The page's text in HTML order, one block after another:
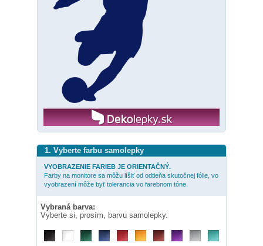
1. Vyberte farbu samolepky
VYOBRAZENIE FARIEB JE ORIENTAČNÝ.
Farby na monitore sa môžu líšiť od odtieňa skutočnej fólie, vo
vyobrazení môže byť tolerancia vo farebnom tóne.
Vybraná barva:
Vyberte si, prosím, barvu samolepky.